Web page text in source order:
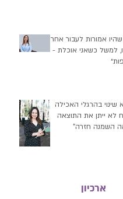
אמורות לעבור אחרי
למשל כשאני אוכלת -
שינוי בהרגלי האכילה
לא ייתן את התוצאה
השמנה חזרה"
ארכיון